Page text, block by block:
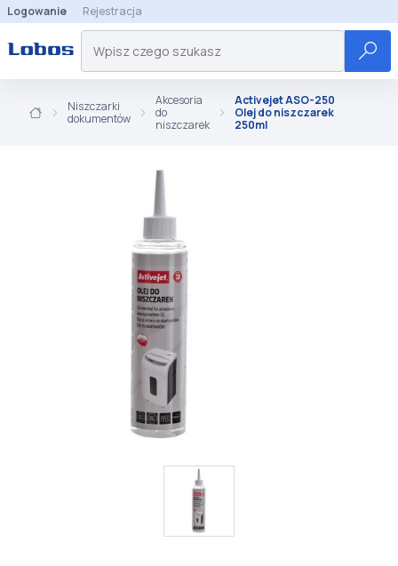
Logowanie Rejestracja
Niszczarki
dokumentów
Akcesoria
do
niszczarek
Activejet ASO-250
Olej do niszczarek
250ml